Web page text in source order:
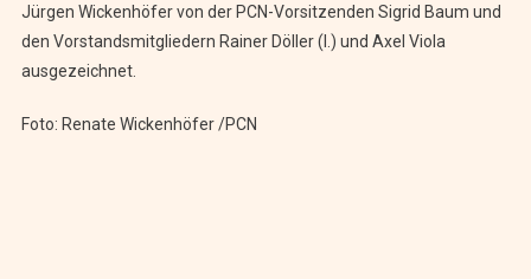
Jürgen Wickenhöfer von der PCN-Vorsitzenden Sigrid Baum und
den Vorstandsmitgliedern Rainer Döller (l.) und Axel Viola
ausgezeichnet.
Foto: Renate Wickenhöfer /PCN